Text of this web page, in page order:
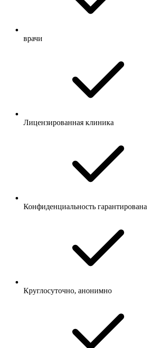
врачи
Лицензированная клиника
Конфиденциальность гарантирована
Круглосуточно, анонимно